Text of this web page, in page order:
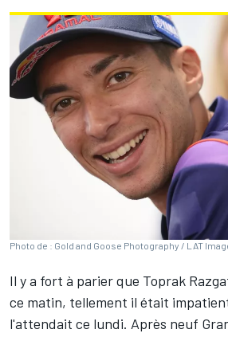
Photo de : Gold and Goose Photography / LAT
Il y a fort à parier que Toprak
ce matin, tellement il était
l'attendait ce lundi. Après neuf